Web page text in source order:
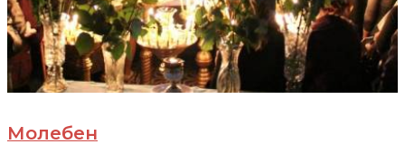
Молебен